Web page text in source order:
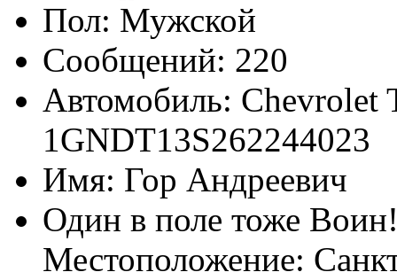
Пол:
Сообщений: 220
Автомобиль: Chevrolet
1GNDT13S262244023
Имя: Гор Андреевич
Один в поле тоже
Местоположение: